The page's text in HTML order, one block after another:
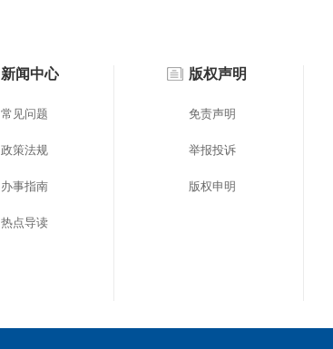
新闻中心
常见问题
政策法规
办事指南
热点导读
版权声明
免责声明
举报投诉
版权申明